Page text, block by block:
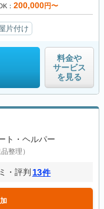
200,000円〜
片付け
料金や
サービス
を見る
ト・ヘルパー
整理）
・評判 13件